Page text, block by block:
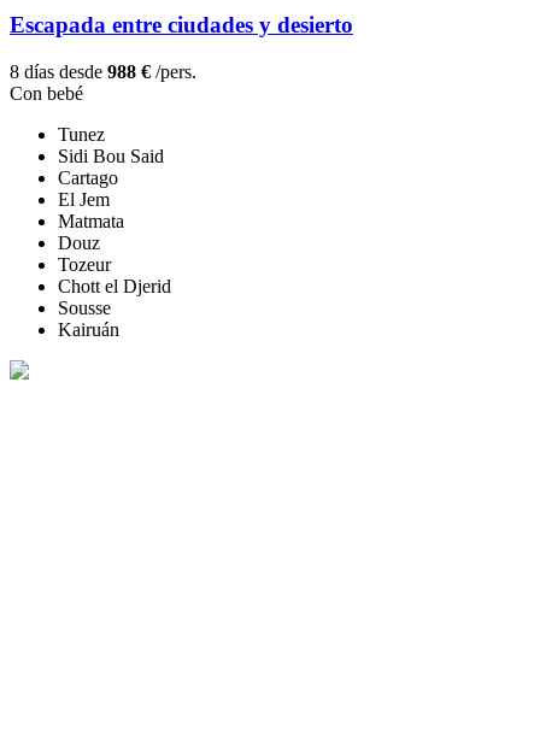
Escapada entre ciudades y desierto
8 días desde 988 € /pers.
Con bebé
Tunez
Sidi Bou Said
Cartago
El Jem
Matmata
Douz
Tozeur
Chott el Djerid
Sousse
Kairuán